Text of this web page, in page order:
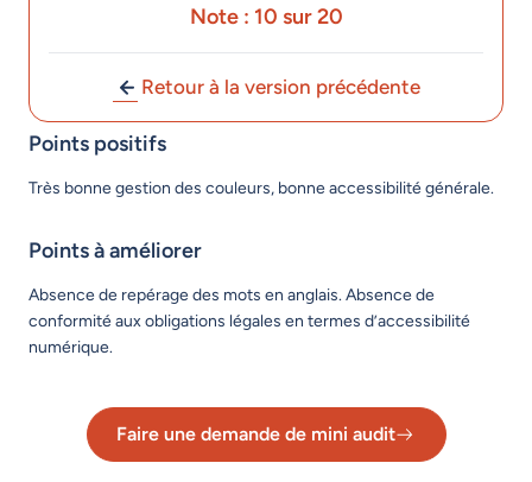
Note : 10 sur 20
Retour à la version précédente
Points positifs
Très bonne gestion des couleurs, bonne accessibilité générale.
Points à améliorer
Absence de repérage des mots en anglais. Absence de
conformité aux obligations légales en termes d’accessibilité
numérique.
Faire une demande de mini audit
Lien vers le formulaire de